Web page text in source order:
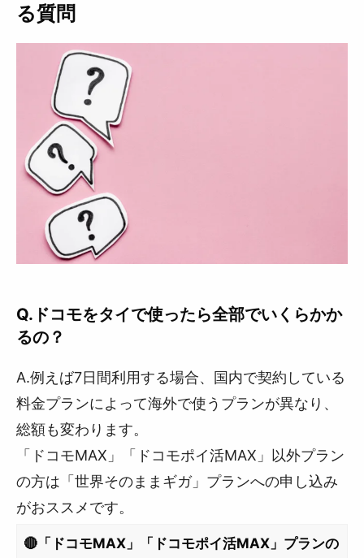
る質問
Q.ドコモをタイで使ったら全部でいくらかか
るの？
A.例えば7日間利用する場合、国内で契約している
料金プランによって海外で使うプランが異なり、
総額も変わります。
「ドコモMAX」「ドコモポイ活MAX」以外プラン
の方は「世界そのままギガ」プランへの申し込み
がおススメです。
🔴「ドコモMAX」「ドコモポイ活MAX」プランの